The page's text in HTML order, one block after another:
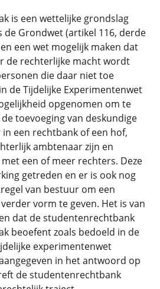
is een wettelijke grondslag
de Grondwet (artikel 116, derde
een wet mogelijk maken dat
de rechterlijke macht wordt
die daar niet toe
de Tijdelijke Experimentenwet
opgenomen om te
toevoeging van deskundige
een rechtbank of een hof,
ambtenaar zijn en
een of meer rechters. Deze
getreden en er is ook nog
van bestuur om een
vorm te geven. Het is van
dat de studentenrechtbank
beoefent zoals bedoeld in de
experimentenwet
in het antwoord op
de studentenrechtbank